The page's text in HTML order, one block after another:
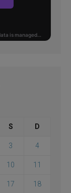
S D
3 4
10 11
17 18